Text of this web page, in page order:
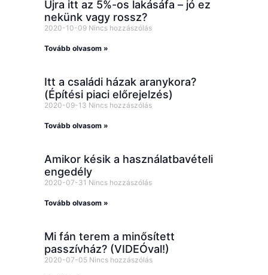
Újra itt az 5%-os lakásáfa – jó ez
nekünk vagy rossz?
2020-10-09 Nincs hozzászólás
Tovább olvasom »
Itt a családi házak aranykora?
(Építési piaci előrejelzés)
2020-09-13 Nincs hozzászólás
Tovább olvasom »
Amikor késik a használatbavételi
engedély
2020-07-31 Nincs hozzászólás
Tovább olvasom »
Mi fán terem a minősített
passzívház? (VIDEÓval!)
2020-07-05 Nincs hozzászólás